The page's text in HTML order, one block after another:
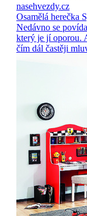
nasehvezdy.cz
Osamělá herečka
Nedávno se
který je jí oporou.
čím dál častěji